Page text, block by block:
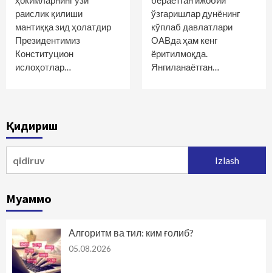
раислик қилиши
мантиққа зид ҳолатдир
Президентимиз
Конституцион
ислоҳотлар…
ўзгаришлар дунёнинг
кўплаб давлатлари
ОАВда ҳам кенг
ёритилмоқда.
Янгиланаётган…
Қидириш
Муаммо
Алгоритм ва тил: ким ғолиб?
05.08.2026